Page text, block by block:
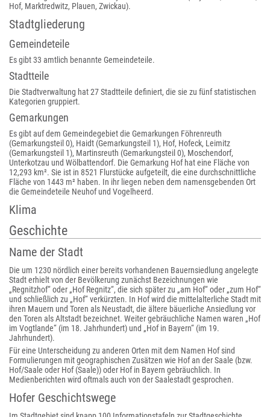
Hof, Marktredwitz, Plauen, Zwickau).
Stadtgliederung
Gemeindeteile
Es gibt 33 amtlich benannte Gemeindeteile.
Stadtteile
Die Stadtverwaltung hat 27 Stadtteile definiert, die sie zu fünf statistischen
Kategorien gruppiert.
Gemarkungen
Es gibt auf dem Gemeindegebiet die Gemarkungen Föhrenreuth
(Gemarkungsteil 0), Haidt (Gemarkungsteil 1), Hof, Hofeck, Leimitz
(Gemarkungsteil 1), Martinsreuth (Gemarkungsteil 0), Moschendorf,
Unterkotzau und Wölbattendorf. Die Gemarkung Hof hat eine Fläche von
12,293 km². Sie ist in 8521 Flurstücke aufgeteilt, die eine durchschnittliche
Fläche von 1443 m² haben. In ihr liegen neben dem namensgebenden Ort
die Gemeindeteile Neuhof und Vogelheerd.
Klima
Geschichte
Name der Stadt
Die um 1230 nördlich einer bereits vorhandenen Bauernsiedlung angelegte
Stadt erhielt von der Bevölkerung zunächst Bezeichnungen wie
„Regnitzhof“ oder „Hof Regnitz“, die sich später zu „am Hof“ oder „zum Hof“
und schließlich zu „Hof“ verkürzten. In Hof wird die mittelalterliche Stadt mit
ihren Mauern und Toren als Neustadt, die ältere bäuerliche Ansiedlung vor
den Toren als Altstadt bezeichnet. Weiter gebräuchliche Namen waren „Hof
im Vogtlande“ (im 18. Jahrhundert) und „Hof in Bayern“ (im 19.
Jahrhundert).
Für eine Unterscheidung zu anderen Orten mit dem Namen Hof sind
Formulierungen mit geographischen Zusätzen wie Hof an der Saale (bzw.
Hof/Saale oder Hof (Saale)) oder Hof in Bayern gebräuchlich. In
Medienberichten wird oftmals auch von der Saalestadt gesprochen.
Hofer Geschichtswege